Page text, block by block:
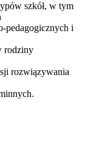
szkół, w tym
pedagogicznych i
rodziny
rozwiązywania